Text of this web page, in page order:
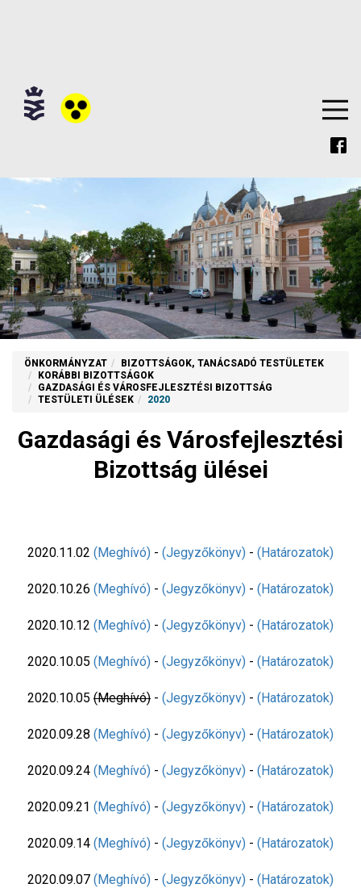
ÖNKORMÁNYZAT
BIZOTTSÁGOK, TANÁCSADÓ TESTÜLETEK
KORÁBBI BIZOTTSÁGOK
GAZDASÁGI ÉS VÁROSFEJLESZTÉSI BIZOTTSÁG
TESTÜLETI ÜLÉSEK
2020
Gazdasági és Városfejlesztési
Bizottság ülései
2020.11.02 (Meghívó) - (Jegyzőkönyv) - (Határozatok)
2020.10.26 (Meghívó) - (Jegyzőkönyv) - (Határozatok)
2020.10.12 (Meghívó) - (Jegyzőkönyv) - (Határozatok)
2020.10.05 (Meghívó) - (Jegyzőkönyv) - (Határozatok)
2020.10.05 (Meghívó) - (Jegyzőkönyv) - (Határozatok)
2020.09.28 (Meghívó) - (Jegyzőkönyv) - (Határozatok)
2020.09.24 (Meghívó) - (Jegyzőkönyv) - (Határozatok)
2020.09.21 (Meghívó) - (Jegyzőkönyv) - (Határozatok)
2020.09.14 (Meghívó) - (Jegyzőkönyv) - (Határozatok)
2020.09.07 (Meghívó) - (Jegyzőkönyv) - (Határozatok)